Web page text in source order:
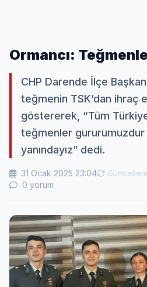
Ormancı:
CHP Darende İlçe
teğmenin TSK’dan ihraç
göstererek, “Tüm
teğmenler gururumuzdur
yanındayız” dedi.
31 Ocak 2025 23:04
0 yorum